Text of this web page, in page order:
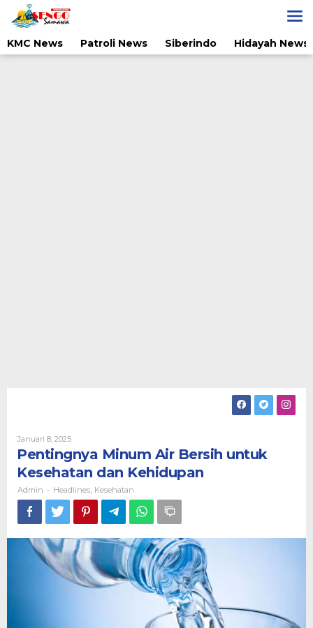
Lewati
konten
KMC News
Patroli News Siberindo Hidayah News
Januari 8, 2025Oleh
Pentingnya Minum Air Bersih untuk
Kesehatan dan Kehidupan
Admin - Headlines Kesehatan